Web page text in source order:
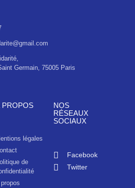
Germain, 75005 Paris
PROPOS
légales
de
NOS
RÉSEAUX
SOCIAUX
Facebook
Twitter